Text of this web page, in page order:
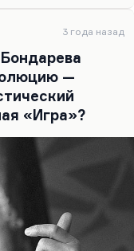
3 года назад
—
«Игра»?